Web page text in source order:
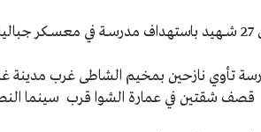
تأوي نازحين بمخيم الشاطى غرب مدينة
شقتين في عمارة الشوا قرب سينما